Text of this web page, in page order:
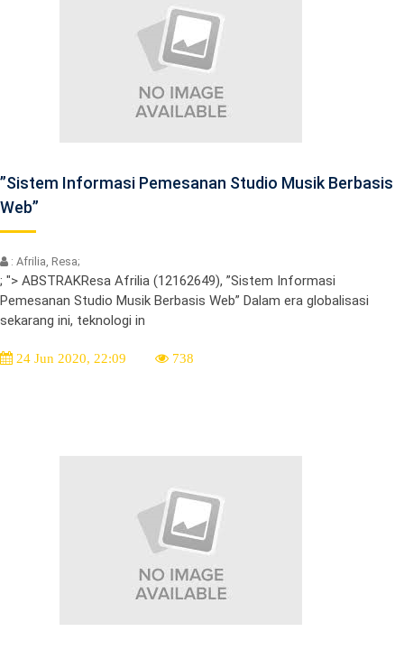
”Sistem Informasi Pemesanan Studio Musik Berbasis
Web”
: Afrilia, Resa;
; "> ABSTRAKResa Afrilia (12162649), ”Sistem Informasi
Pemesanan Studio Musik Berbasis Web” Dalam era globalisasi
sekarang ini, teknologi in
24 Jun 2020, 22:09 738